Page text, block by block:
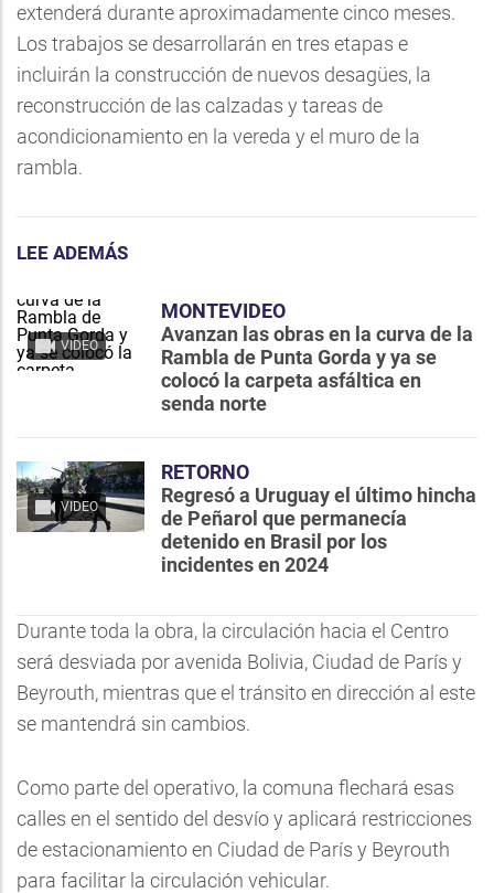
extenderá durante aproximadamente cinco meses.
Los trabajos se desarrollarán en tres etapas e
incluirán la construcción de nuevos desagües, la
reconstrucción de las calzadas y tareas de
acondicionamiento en la vereda y el muro de la
rambla.
LEE ADEMÁS
VIDEO
MONTEVIDEO
Avanzan las obras en la curva de la
Rambla de Punta Gorda y ya se
colocó la carpeta asfáltica en
senda norte
VIDEO
RETORNO
Regresó a Uruguay el último hincha
de Peñarol que permanecía
detenido en Brasil por los
incidentes en 2024
Durante toda la obra, la circulación hacia el Centro
será desviada por avenida Bolivia, Ciudad de París y
Beyrouth, mientras que el tránsito en dirección al este
se mantendrá sin cambios.
Como parte del operativo, la comuna flechará esas
calles en el sentido del desvío y aplicará restricciones
de estacionamiento en Ciudad de París y Beyrouth
para facilitar la circulación vehicular.